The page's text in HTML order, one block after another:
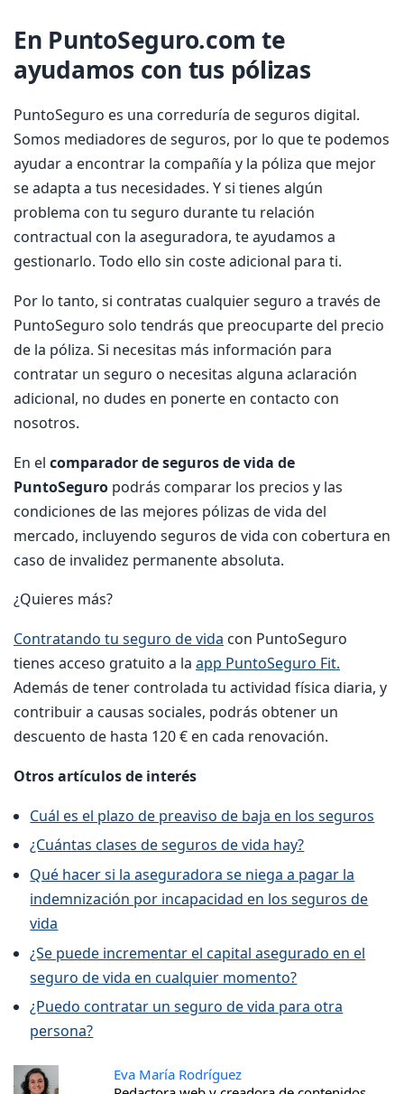
En PuntoSeguro.com te
ayudamos con tus pólizas
PuntoSeguro es una correduría de seguros digital.
Somos mediadores de seguros, por lo que te podemos
ayudar a encontrar la compañía y la póliza que mejor
se adapta a tus necesidades. Y si tienes algún
problema con tu seguro durante tu relación
contractual con la aseguradora, te ayudamos a
gestionarlo. Todo ello sin coste adicional para ti.
Por lo tanto, si contratas cualquier seguro a través de
PuntoSeguro solo tendrás que preocuparte del precio
de la póliza. Si necesitas más información para
contratar un seguro o necesitas alguna aclaración
adicional, no dudes en ponerte en contacto con
nosotros.
En el comparador de seguros de vida de
PuntoSeguro podrás comparar los precios y las
condiciones de las mejores pólizas de vida del
mercado, incluyendo seguros de vida con cobertura en
caso de invalidez permanente absoluta.
¿Quieres más?
Contratando tu seguro de vida con PuntoSeguro
tienes acceso gratuito a la app PuntoSeguro Fit.
Además de tener controlada tu actividad física diaria, y
contribuir a causas sociales, podrás obtener un
descuento de hasta 120 € en cada renovación.
Otros artículos de interés
Cuál es el plazo de preaviso de baja en los seguros
¿Cuántas clases de seguros de vida hay?
Qué hacer si la aseguradora se niega a pagar la
indemnización por incapacidad en los seguros de
vida
¿Se puede incrementar el capital asegurado en el
seguro de vida en cualquier momento?
¿Puedo contratar un seguro de vida para otra
persona?
Eva María Rodríguez